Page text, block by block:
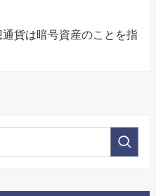
貨は暗号資産のことを指